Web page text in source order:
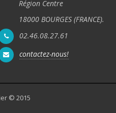
Région Centre
18000 BOURGES (FRANCE).
02.46.08.27.61
contactez-nous!
© 2015